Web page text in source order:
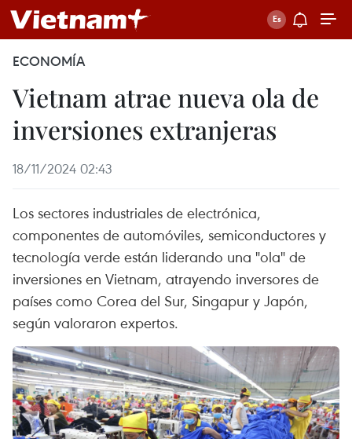
ECONOMÍA
Vietnam atrae nueva ola de
inversiones extranjeras
18/11/2024 02:43
Los sectores industriales de electrónica,
componentes de automóviles, semiconductores y
tecnología verde están liderando una "ola" de
inversiones en Vietnam, atrayendo inversores de
países como Corea del Sur, Singapur y Japón,
según valoraron expertos.